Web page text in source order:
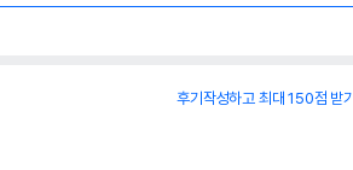
후기작성하고 최대 150점 받기